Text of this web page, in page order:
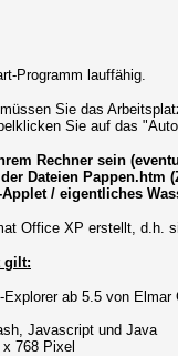
Programm lauffähig.
Sie das
Sie auf das
Rechner sein
Dateien
/ eigentliches
Office XP erstellt,
gilt:
ab 5.5 von Elmar
Javascript und Java
768 Pixel